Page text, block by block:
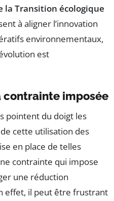
la Transition écologique
à aligner l’innovation
environnementaux,
est
contrainte imposée
pointent du doigt les
cette utilisation des
en place de telles
contrainte qui impose
une réduction
effet, il peut être frustrant